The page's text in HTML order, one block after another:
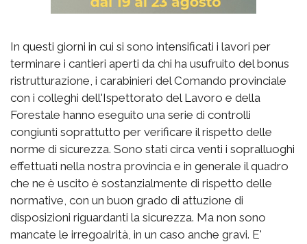
In questi giorni in cui si sono intensificati i lavori per
terminare i cantieri aperti da chi ha usufruito del bonus
ristrutturazione, i carabinieri del Comando provinciale
con i colleghi dell'Ispettorato del Lavoro e della
Forestale hanno eseguito una serie di controlli
congiunti soprattutto per verificare il rispetto delle
norme di sicurezza. Sono stati circa venti i sopralluoghi
effettuati nella nostra provincia e in generale il quadro
che ne è uscito è sostanzialmente di rispetto delle
normative, con un buon grado di attuzione di
disposizioni riguardanti la sicurezza. Ma non sono
mancate le irregoalrità, in un caso anche gravi. E'